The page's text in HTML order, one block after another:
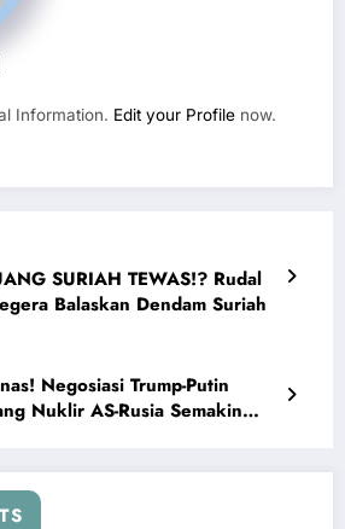
Information. Edit your Profile now.
SURIAH TEWAS!? Rudal
Balaskan Dendam Suriah
Negosiasi Trump-Putin
Nuklir AS-Rusia Semakin